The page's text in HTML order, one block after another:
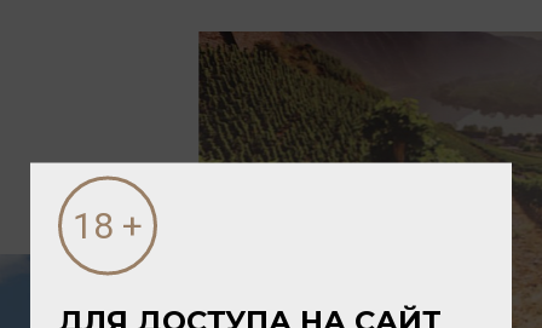
ДЛЯ ДОСТУПА НА САЙТ